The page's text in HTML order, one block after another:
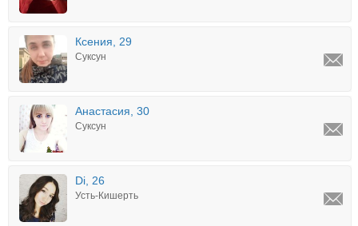
Ксения, 29
Суксун
Анастасия, 30
Суксун
Di, 26
Усть-Кишерть